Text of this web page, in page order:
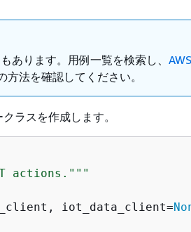
あります。用例一覧を検索し、
方法を確認してください。
ラスを作成します。
actions."""
iot_data_client=